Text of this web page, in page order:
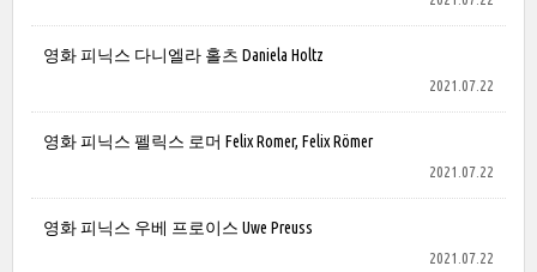
영화 피닉스 다니엘라 홀츠 Daniela Holtz
2021.07.22
영화 피닉스 펠릭스 로머 Felix Romer, Felix Römer
2021.07.22
영화 피닉스 우베 프로이스 Uwe Preuss
2021.07.22